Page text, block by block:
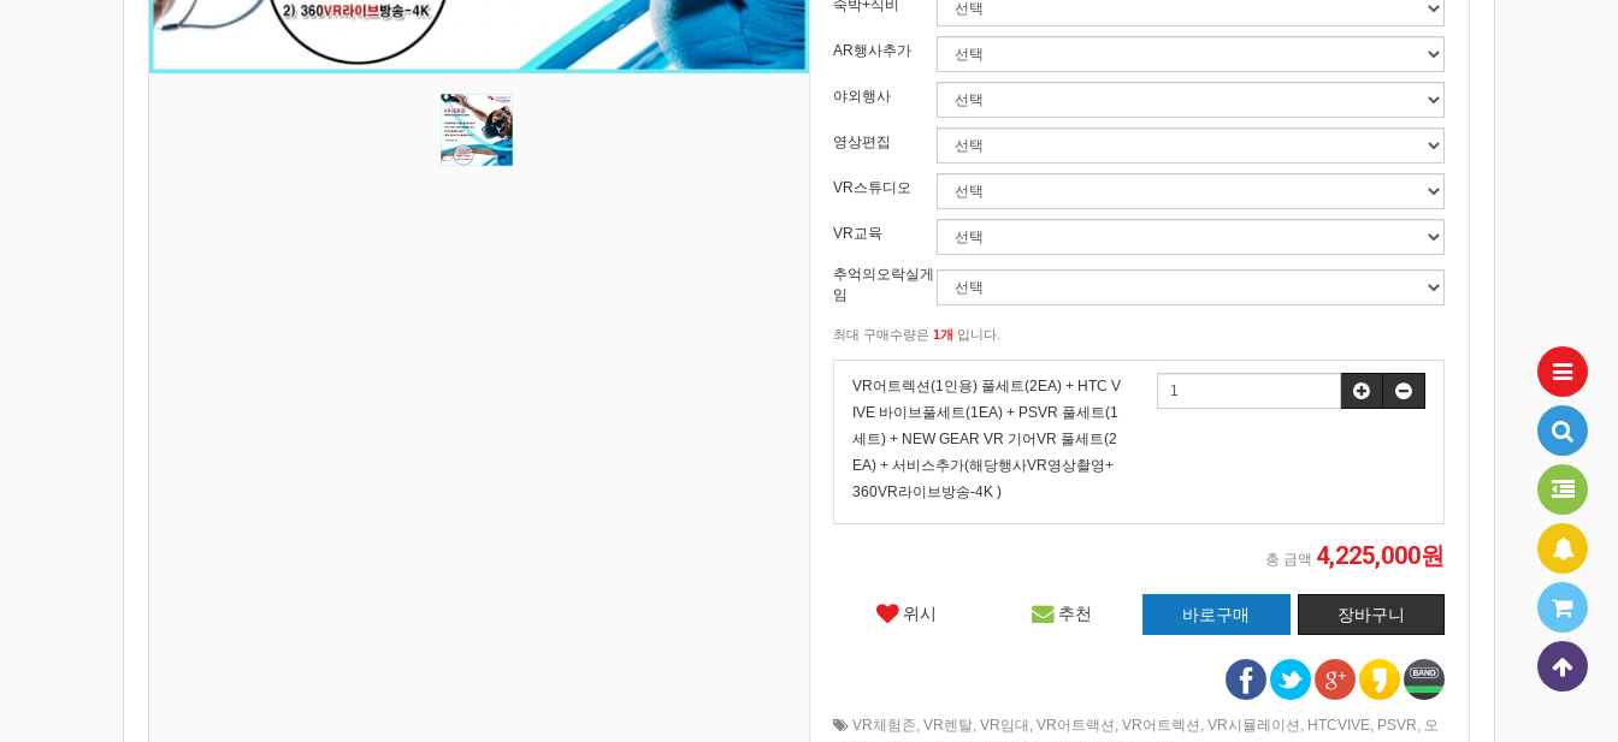
숙박+식비
AR행사추가
야외행사
영상편집
VR스튜디오
VR교육
추억의오락실게
임
최대 구매수량은 1개 입니다.
VR어트렉션(1인용) 풀세트(2EA) + HTC V
IVE 바이브풀세트(1EA) + PSVR 풀세트(1
세트) + NEW GEAR VR 기어VR 풀세트(2
EA) + 서비스추가(해당행사VR영상촬영+
360VR라이브방송-4K )
총 금액 4,225,000원
위시 추천
VR체험존, VR렌탈, VR임대 , VR어트랙션 , VR어트렉션 , VR시뮬레이션 , HTCVIVE, PSVR, 오